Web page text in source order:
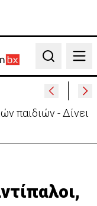
Search
- Τουλάχιστον